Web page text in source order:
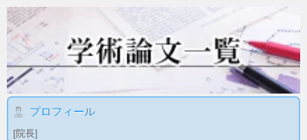
プロフィール
[院長]